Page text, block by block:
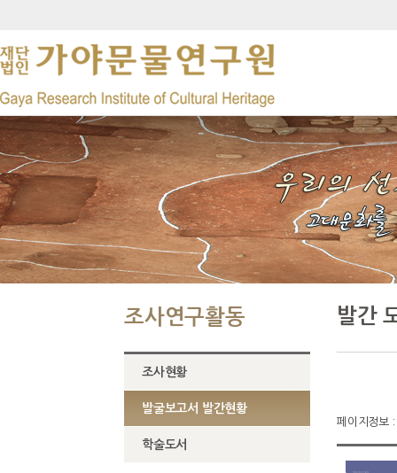
조사연구활동
조사현황
발굴보고서 발간현황
학술도서
발간
페이지정보